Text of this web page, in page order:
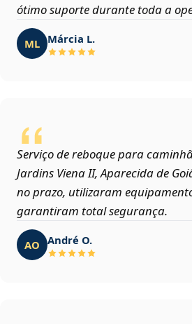
ótimo suporte durante toda a
ML Márcia L.
Serviço de reboque para
Jardins Viena II, Aparecida de
no prazo, utilizaram
garantiram total segurança.
AO André O.